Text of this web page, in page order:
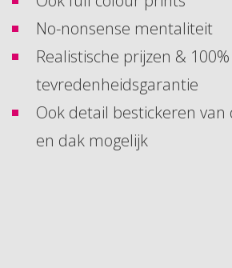
No-nonsense mentaliteit
Realistische prijzen & 100%
tevredenheidsgarantie
Ook detail bestickeren van
en dak mogelijk